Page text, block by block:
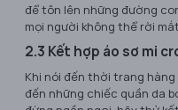
để tôn lên những đường
mọi người không thể rời
2.3 Kết hợp áo sơ mi
Khi nói đến thời trang
đến những chiếc quần da